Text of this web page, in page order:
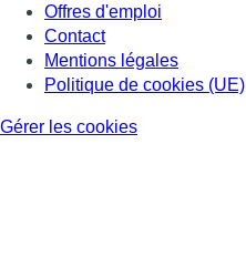
Offres d'emploi
Contact
Mentions légales
Politique de cookies (UE)
Gérer les cookies